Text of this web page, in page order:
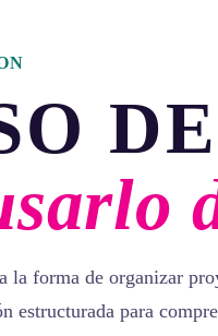
la forma de organizar
estructurada para